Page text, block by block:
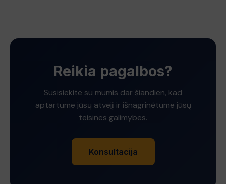
Reikia pagalbos?
Susisiekite su mumis dar šiandien, kad
aptartume jūsų atvejį ir išnagrinėtume jūsų
teisines galimybes.
Konsultacija